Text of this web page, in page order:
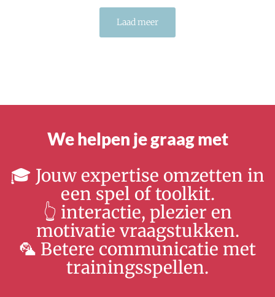
Laad meer
We helpen je graag met
🎓 Jouw expertise omzetten in
een spel of toolkit.
👆 interactie, plezier en
motivatie vraagstukken.
🦜 Betere communicatie met
trainingsspellen.